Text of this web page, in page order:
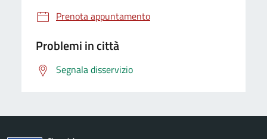
Prenota appuntamento
Problemi in città
Segnala disservizio